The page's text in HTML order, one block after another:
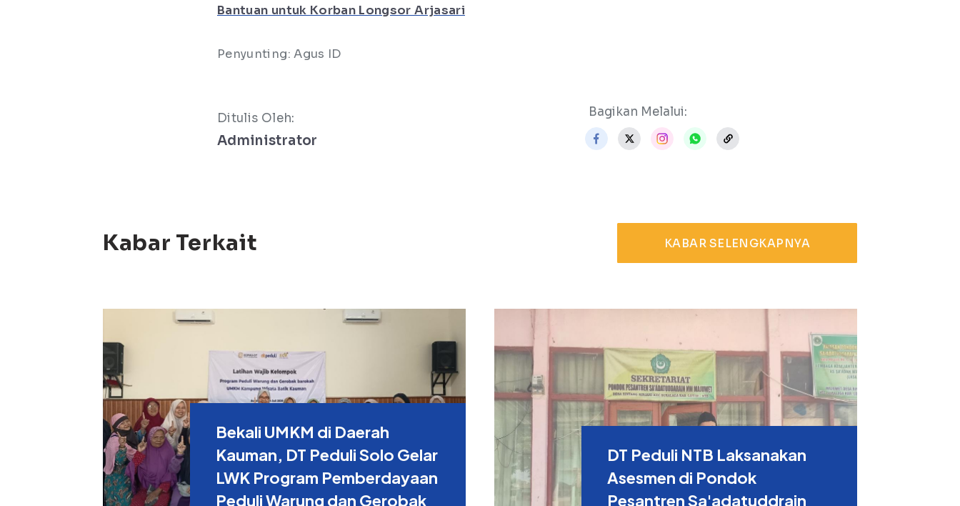
Bantuan untuk Korban Longsor Arjasari
Penyunting: Agus ID
Ditulis Oleh:
Administrator
Bagikan Melalui:
Kabar Terkait KABAR SELENGKAPNYA
Bekali UMKM di Daerah
Kauman, DT Peduli Solo Gelar
LWK Program Pemberdayaan
Peduli Warung dan Gerobak
DT Peduli NTB Laksanakan
Asesmen di Pondok
Pesantren Sa'adatuddrain